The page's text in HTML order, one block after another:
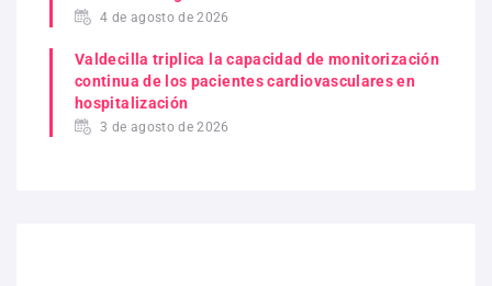
4 de agosto de 2026
Valdecilla triplica la capacidad de monitorización
continua de los pacientes cardiovasculares en
hospitalización
3 de agosto de 2026